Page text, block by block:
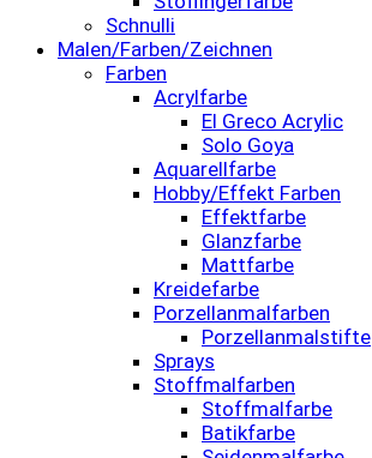
Schnulli
Malen/Farben/Zeichnen
Farben
Acrylfarbe
El Greco Acrylic
Solo Goya
Aquarellfarbe
Hobby/Effekt Farben
Effektfarbe
Glanzfarbe
Mattfarbe
Kreidefarbe
Porzellanmalfarben
Porzellanmalstifte
Sprays
Stoffmalfarben
Stoffmalfarbe
Batikfarbe